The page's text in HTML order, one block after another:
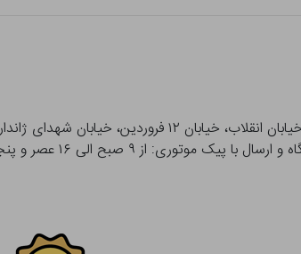
از ۹ صبح الی ۱۶ عصر و پنجشنبه ها تا ۱۲
بصورت حضوری از آدرس تحویل حضوری سفارش خود را بدون هیچ هزینه ای تحویل بگیرید.